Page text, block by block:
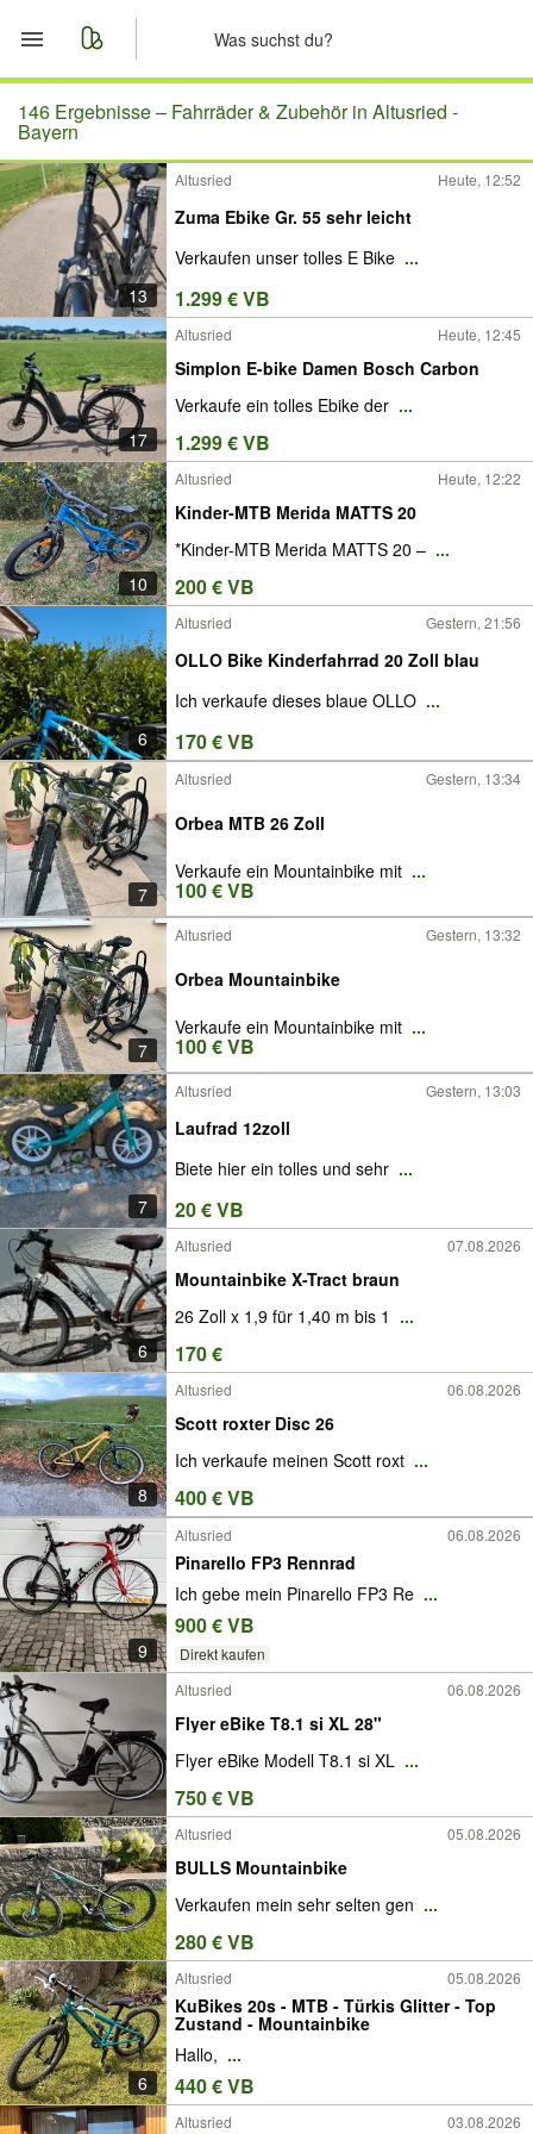
Start
Merkliste
Nachrichten
Anzeige aufgeben
146 Ergebnisse – Fahrräder & Zubehör in Altusried -
Bayern
13
Altusried Heute, 12:52
Zuma Ebike Gr. 55 sehr leicht
Verkaufen unser tolles E Bike ...
1.299 € VB
17
Altusried Heute, 12:45
Simplon E-bike Damen Bosch Carbon
Verkaufe ein tolles Ebike der ...
1.299 € VB
10
Altusried Heute, 12:22
Kinder-MTB Merida MATTS 20
*Kinder-MTB Merida MATTS 20 – ...
200 € VB
6
Altusried Gestern, 21:56
OLLO Bike Kinderfahrrad 20 Zoll blau
Ich verkaufe dieses blaue OLLO ...
170 € VB
7
Altusried Gestern, 13:34
Orbea MTB 26 Zoll
Verkaufe ein Mountainbike mit ...
100 € VB
7
Altusried Gestern, 13:32
Orbea Mountainbike
Verkaufe ein Mountainbike mit ...
100 € VB
7
Altusried Gestern, 13:03
Laufrad 12zoll
Biete hier ein tolles und sehr ...
20 € VB
6
Altusried 07.08.2026
Mountainbike X-Tract braun
26 Zoll x 1,9 für 1,40 m bis 1 ...
170 €
8
Altusried 06.08.2026
Scott roxter Disc 26
Ich verkaufe meinen Scott roxt ...
400 € VB
9
Altusried 06.08.2026
Pinarello FP3 Rennrad
Ich gebe mein Pinarello FP3 Re ...
900 € VB
Direkt kaufen
Altusried
06.08.2026
Flyer eBike T8.1 si XL 28"
Flyer eBike Modell T8.1 si XL ...
750 € VB
Altusried 05.08.2026
BULLS Mountainbike
Verkaufen mein sehr selten gen ...
280 € VB
6
Altusried 05.08.2026
KuBikes 20s - MTB - Türkis Glitter - Top
Zustand - Mountainbike
Hallo, ...
440 € VB
Altusried 03.08.2026